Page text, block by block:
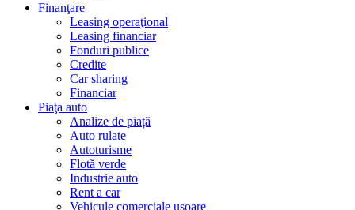
Finanţare
Leasing operaţional
Leasing financiar
Fonduri publice
Credite
Car sharing
Financiar
Piaţa auto
Analize de piață
Auto rulate
Autoturisme
Flotă verde
Industrie auto
Rent a car
Vehicule comerciale uşoare